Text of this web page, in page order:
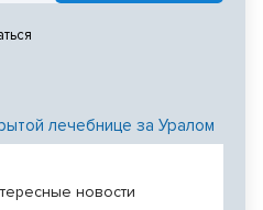
лечебнице за Уралом
новости